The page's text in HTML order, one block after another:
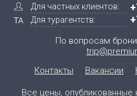
Для частных клиентов:
Для турагентств:
По вопросам
Контакты
Вакансии
Все цены, опубликованные